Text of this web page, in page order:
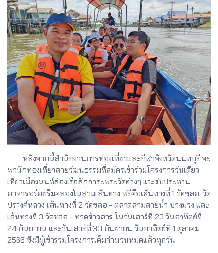
หลังจากนี้สำนักงานการท่องเที่ยวและกีฬาจังหวัดนนทบุรี จะ
พานักท่องเที่ยวสายวัฒนธรรมที่สมัครเข้าร่วมโครงการวันเดียว
เที่ยวเมืองนนท์ล่องเรือสักการะพระวัดต่างๆ แวะรับประทาน
อาหารอร่อยริมคลองในสามเส้นทาง ฟรีคือเส้นทางที่ 1 วัดชลอ-วัด
ปรางค์หลวง เส้นทางที่ 2 วัดชลอ - ตลาดสามสายน้ำ บางม่วง และ
เส้นทางที่ 3 วัดชลอ - ทวดข้าวสาร ในวันเสาร์ที่ 23 วันอาทิตย์ที่
24 กันยายน และวันเสาร์ที่ 30 กันยายน วันอาทิตย์ที่ 1 ตุลาคม
2566 ซึ่งมีผู้เข้าร่วมโครงการเต็มจำนวนหมดแล้วทุกวัน